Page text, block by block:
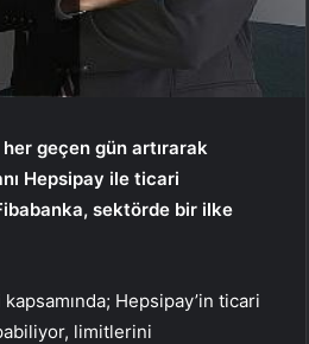
her geçen gün artırarak
Hepsipay ile ticari
sektörde bir ilke
Hepsipay’in ticari
limitlerini